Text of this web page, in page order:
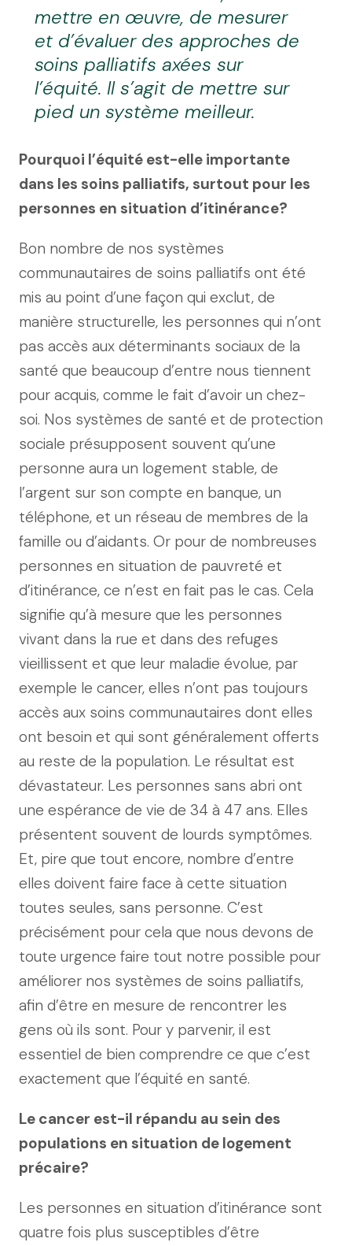
mettre en œuvre, de mesurer
et d’évaluer des approches de
soins palliatifs axées sur
l’équité. Il s’agit de mettre sur
pied un système meilleur.
Pourquoi l’équité est-elle importante
dans les soins palliatifs, surtout pour les
personnes en situation d’itinérance?
Bon nombre de nos systèmes
communautaires de soins palliatifs ont été
mis au point d’une façon qui exclut, de
manière structurelle, les personnes qui n’ont
pas accès aux déterminants sociaux de la
santé que beaucoup d’entre nous tiennent
pour acquis, comme le fait d’avoir un chez-
soi. Nos systèmes de santé et de protection
sociale présupposent souvent qu’une
personne aura un logement stable, de
l’argent sur son compte en banque, un
téléphone, et un réseau de membres de la
famille ou d’aidants. Or pour de nombreuses
personnes en situation de pauvreté et
d’itinérance, ce n’est en fait pas le cas. Cela
signifie qu’à mesure que les personnes
vivant dans la rue et dans des refuges
vieillissent et que leur maladie évolue, par
exemple le cancer, elles n’ont pas toujours
accès aux soins communautaires dont elles
ont besoin et qui sont généralement offerts
au reste de la population. Le résultat est
dévastateur. Les personnes sans abri ont
une espérance de vie de 34 à 47 ans. Elles
présentent souvent de lourds symptômes.
Et, pire que tout encore, nombre d’entre
elles doivent faire face à cette situation
toutes seules, sans personne. C’est
précisément pour cela que nous devons de
toute urgence faire tout notre possible pour
améliorer nos systèmes de soins palliatifs,
afin d’être en mesure de rencontrer les
gens où ils sont. Pour y parvenir, il est
essentiel de bien comprendre ce que c’est
exactement que l’équité en santé.
Le cancer est-il répandu au sein des
populations en situation de logement
précaire?
Les personnes en situation d’itinérance sont
quatre fois plus susceptibles d’être